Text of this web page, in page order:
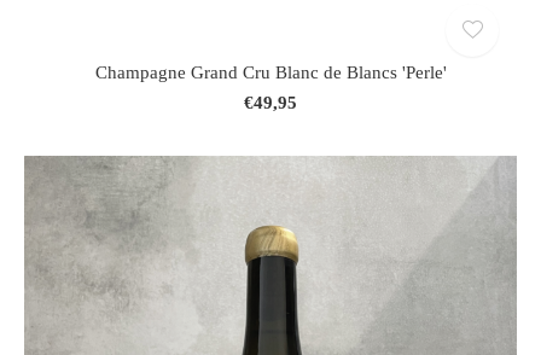
Champagne Grand Cru Blanc de Blancs 'Perle'
€49,95